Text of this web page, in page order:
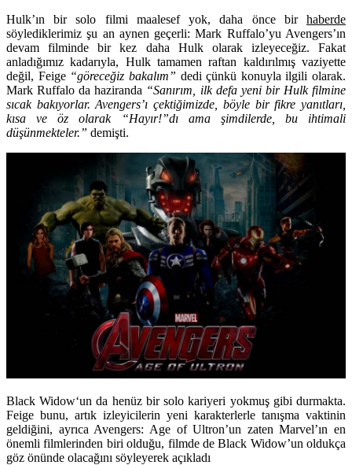
Hulk’ın bir solo filmi maalesef yok, daha önce bir haberde
söylediklerimiz şu an aynen geçerli: Mark Ruffalo’yu Avengers’ın
devam filminde bir kez daha Hulk olarak izleyeceğiz. Fakat
anladığımız kadarıyla, Hulk tamamen raftan kaldırılmış vaziyette
değil, Feige “göreceğiz bakalım” dedi çünkü konuyla ilgili olarak.
Mark Ruffalo da haziranda “Sanırım, ilk defa yeni bir Hulk filmine
sıcak bakıyorlar. Avengers’ı çektiğimizde, böyle bir fikre yanıtları,
kısa ve öz olarak “Hayır!”dı ama şimdilerde, bu ihtimali
düşünmekteler.” demişti.
Black Widow‘un da henüz bir solo kariyeri yokmuş gibi durmakta.
Feige bunu, artık izleyicilerin yeni karakterlerle tanışma vaktinin
geldiğini, ayrıca Avengers: Age of Ultron’un zaten Marvel’ın en
önemli filmlerinden biri olduğu, filmde de Black Widow’un oldukça
göz önünde olacağını söyleyerek açıkladı